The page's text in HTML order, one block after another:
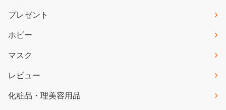
プレゼント
ホビー
マスク
レビュー
化粧品・理美容用品